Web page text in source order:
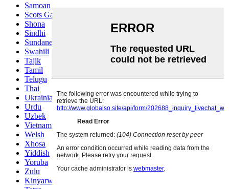
Samoan
Scots Gaelic
Shona
Sindhi
Sundanese
Swahili
Tajik
Tamil
Telugu
Thai
Ukrainian
Urdu
Uzbek
Vietnamese
Welsh
Xhosa
Yiddish
Yoruba
Zulu
Kinyarwanda